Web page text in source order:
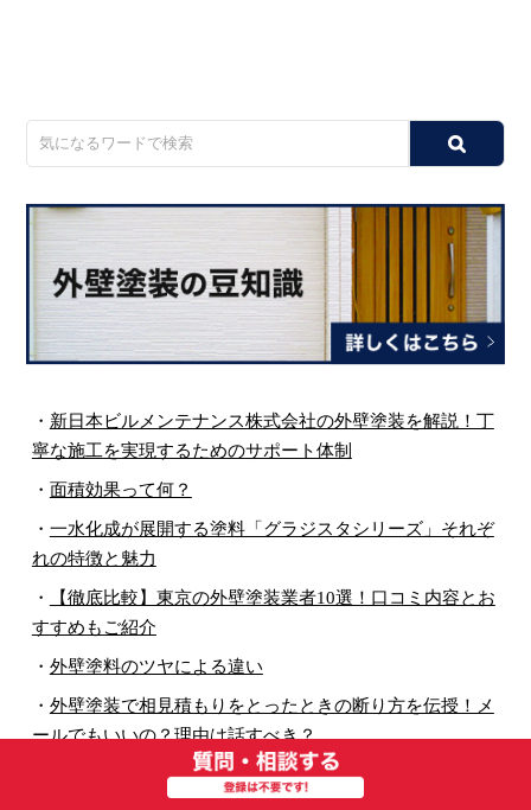
・ 新日本ビルメンテナンス株式会社の外壁塗装を解説！丁
寧な施工を実現するためのサポート体制
・ 面積効果って何？
・ 一水化成が展開する塗料「グラジスタシリーズ」それぞ
れの特徴と魅力
・
【徹底比較】東京の外壁塗装業者10選！口コミ内容とお
すすめもご紹介
・ 外壁塗料のツヤによる違い
・ 外壁塗装で相見積もりをとったときの断り方を伝授！メ
ールでもいいの？理由は話すべき？
雨戸の塗装とメンテナンス、ちゃんとしてる？塗装を怠
ることによるリスク